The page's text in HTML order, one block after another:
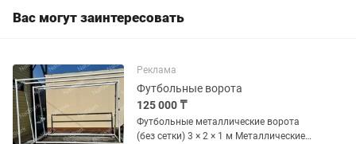
Вас могут заинтересовать
Реклама
Футбольные ворота
125 000 ₸
Футбольные металлические ворота
(без сетки) 3 × 2 × 1 м Металлические